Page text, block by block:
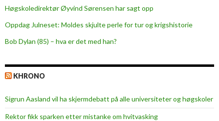
Høgskoledirektør Øyvind Sørensen har sagt opp
Oppdag Julneset: Moldes skjulte perle for tur og krigshistorie
Bob Dylan (85) – hva er det med han?
KHRONO
Sigrun Aasland vil ha skjerm­debatt på alle universiteter og høgskoler
Rektor fikk sparken etter mistanke om hvitvasking